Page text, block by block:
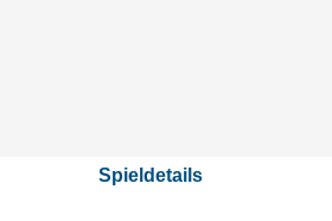
Spieldetails